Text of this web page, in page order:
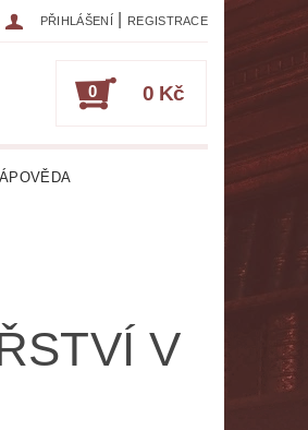
PŘIHLÁŠENÍ REGISTRACE
0 0 Kč
NAUKA
V